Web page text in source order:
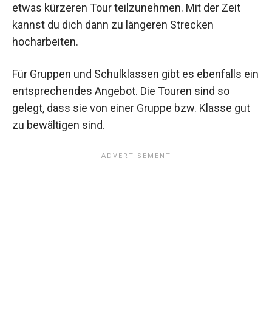
etwas kürzeren Tour teilzunehmen. Mit der Zeit
kannst du dich dann zu längeren Strecken
hocharbeiten.
Für Gruppen und Schulklassen gibt es ebenfalls ein
entsprechendes Angebot. Die Touren sind so
gelegt, dass sie von einer Gruppe bzw. Klasse gut
zu bewältigen sind.